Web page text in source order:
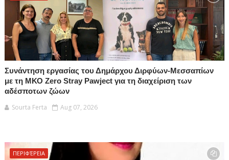
Συνάντηση εργασίας του Δημάρχου Διρφύων-Μεσσαπίων
με τη ΜΚΟ Zero Stray Pawject για τη διαχείριση των
αδέσποτων ζώων
Sourta Ferta
Aug 07, 2026
ΠΕΡΙΦΈΡΕΙΑ